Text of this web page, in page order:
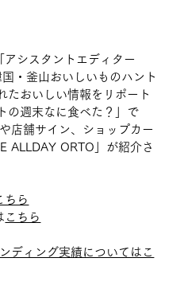
アシスタントエディター
・釜山おいしいものハント
たおいしい情報をリポート
の週末なに食べた？」で
店舗サイン、ショップカー
ALLDAY ORTO」が紹介さ
ちら
こちら
ディング実績についてはこ